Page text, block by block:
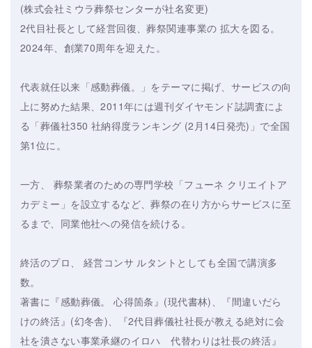
(株式会社ミウラ葬祭センターが社名変更)
2代目社長として経営回復、葬祭関連事業の 拡大を図る。
2024年、創業70周年を迎えた。
代表就任以来「感動葬儀。」をテーマに掲げ、サービスの向
上に努めた結果、2011年には週刊ダイヤモンド誌調査によ
る「葬儀社350 社納得度ランキング (2月14日発売)」で全国
第1位に。
一方、 葬祭業者のための専門学校「フューネ クリエイトア
カデミー」を設立するなど、葬祭の在り方からサービスに至
るまで、同業他社への発信を続ける。
終活のプロ、 経営コンサ ルタントとしても全国で講演多
数。
著書に『感動葬儀。 心得箇条』(現代書林)、『間違いだら
けの終活』(幻冬舎)、『2代目葬儀社社長が教える絶対に会
社を潰さない事業承継のイロハ 代替わりは社長の終活』